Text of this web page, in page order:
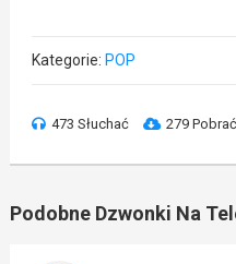
Kategorie: POP
473 Słuchać 279 Pobrać
Podobne Dzwonki Na